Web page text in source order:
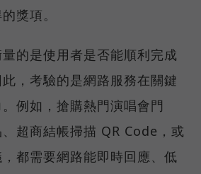
獎項。
量的是使用者是否能順利完成
，考驗的是網路服務在關鍵
例如，搶購熱門演唱會門
超商結帳掃描 QR Code，或
都需要網路能即時回應、低